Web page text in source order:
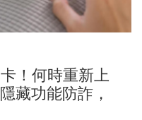
！何時重新上
藏功能防詐，